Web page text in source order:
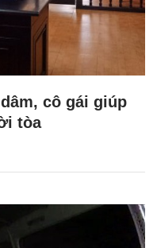
cô gái giúp
tòa